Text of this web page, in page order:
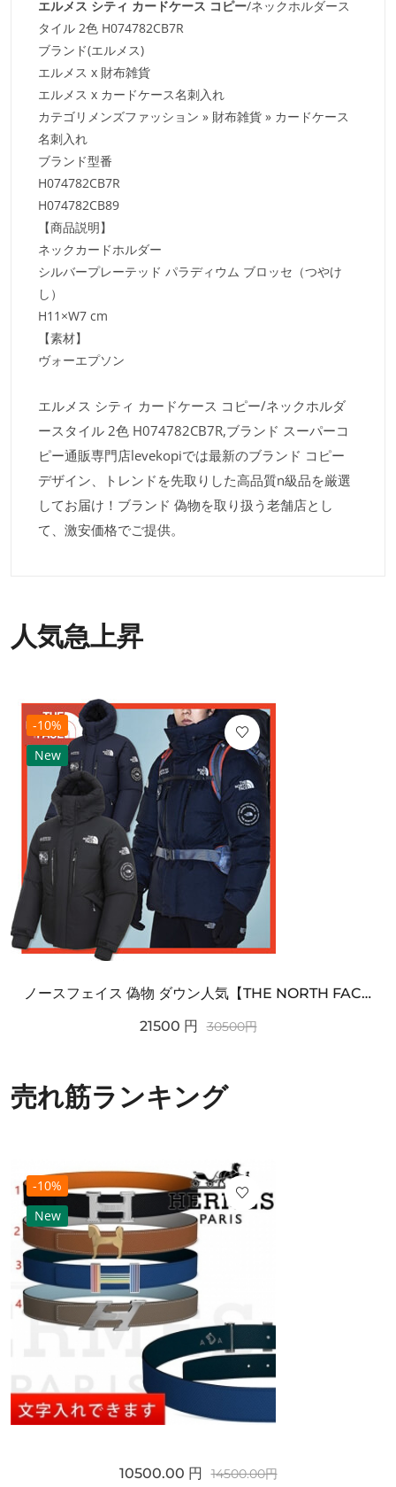
エルメス シティ カードケース コピー/ネックホルダース
タイル 2色 H074782CB7R
ブランド(エルメス)
エルメス x 財布雑貨
エルメス x カードケース名刺入れ
カテゴリメンズファッション » 財布雑貨 » カードケース
名刺入れ
ブランド型番
H074782CB7R
H074782CB89
【商品説明】
ネックカードホルダー
シルバープレーテッド パラディウム ブロッセ（つやけ
し）
H11×W7 cm
【素材】
ヴォーエプソン
エルメス シティ カードケース コピー/ネックホルダ
ースタイル 2色 H074782CB7R,ブランド スーパーコ
ピー通販専門店levekopiでは最新のブランド コピー
デザイン、トレンドを先取りした高品質n級品を厳選
してお届け！ブランド 偽物を取り扱う老舗店とし
て、激安価格でご提供。
人気急上昇
-10%
New
ノースフェイス 偽物 ダウン人気【THE NORTH FACE】M'S 7 SUMMIT HIM...
21500 円 30500円
売れ筋ランキング
-10%
New
10500.00 円 14500.00円